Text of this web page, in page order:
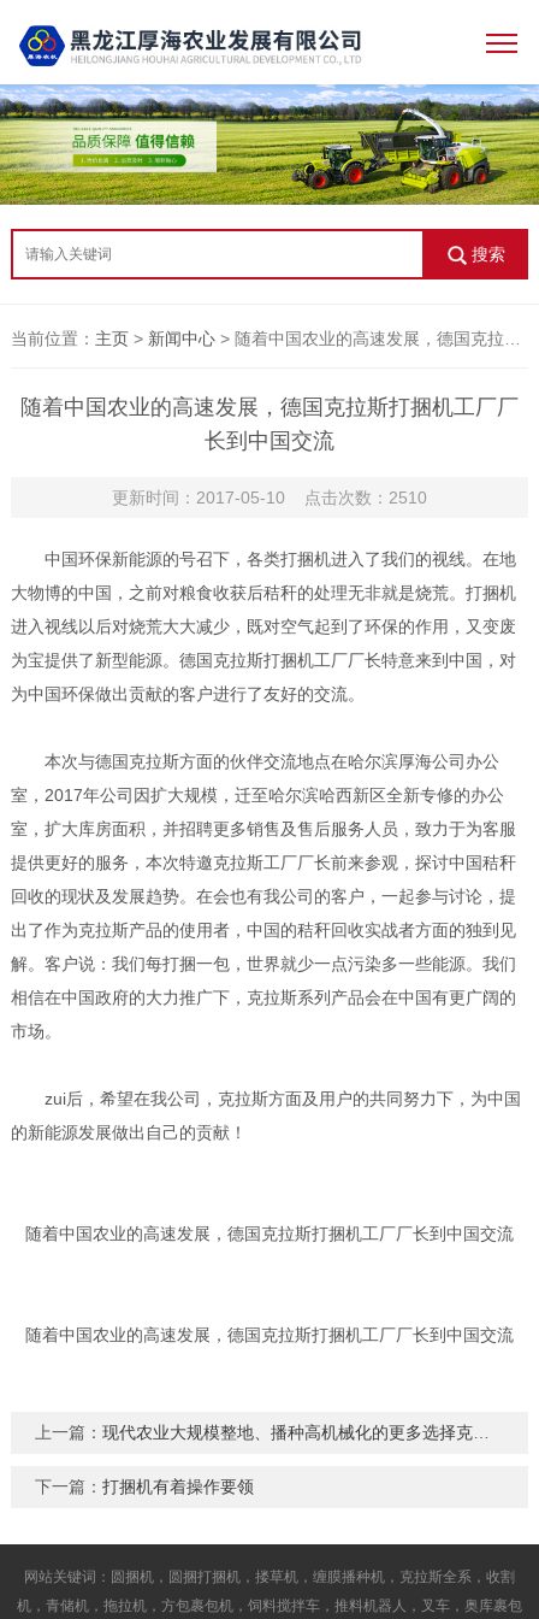
搜索
当前位置： 主页> 新闻中心> 随着中国农业的高速发展，德国克拉斯打捆机工厂厂长到中国交流
随着中国农业的高速发展，德国克拉斯打捆机工厂厂
长到中国交流
更新时间：2017-05-10 点击次数：2510
中国环保新能源的号召下，各类打捆机进入了我们的视线。在地
大物博的中国，之前对粮食收获后秸秆的处理无非就是烧荒。打捆机
进入视线以后对烧荒大大减少，既对空气起到了环保的作用，又变废
为宝提供了新型能源。德国克拉斯打捆机工厂厂长特意来到中国，对
为中国环保做出贡献的客户进行了友好的交流。
本次与德国克拉斯方面的伙伴交流地点在哈尔滨厚海公司办公
室，2017年公司因扩大规模，迁至哈尔滨哈西新区全新专修的办公
室，扩大库房面积，并招聘更多销售及售后服务人员，致力于为客服
提供更好的服务，本次特邀克拉斯工厂厂长前来参观，探讨中国秸秆
回收的现状及发展趋势。在会也有我公司的客户，一起参与讨论，提
出了作为克拉斯产品的使用者，中国的秸秆回收实战者方面的独到见
解。客户说：我们每打捆一包，世界就少一点污染多一些能源。我们
相信在中国政府的大力推广下，克拉斯系列产品会在中国有更广阔的
市场。
zui后，希望在我公司，克拉斯方面及用户的共同努力下，为中国
的新能源发展做出自己的贡献！
随着中国农业的高速发展，德国克拉斯打捆机工厂厂长到中国交流
随着中国农业的高速发展，德国克拉斯打捆机工厂厂长到中国交流
上一篇： 现代农业大规模整地、播种高机械化的更多选择克拉斯大马力拖拉机
下一篇： 打捆机有着操作要领
网站关键词：圆捆机，圆捆打捆机，搂草机，缠膜播种机，克拉斯全系，收割
机，青储机，拖拉机，方包裹包机，饲料搅拌车，推料机器人，叉车，奥库裹包